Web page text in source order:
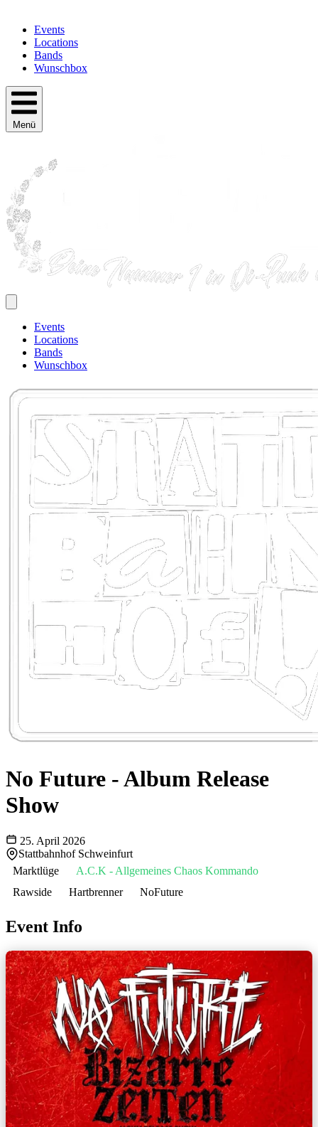
Events
Locations
Bands
Wunschbox
Menü
Events
Locations
Bands
Wunschbox
No Future - Album Release
Show
25. April 2026
Stattbahnhof Schweinfurt
Marktlüge
A.C.K - Allgemeines Chaos Kommando
Rawside
Hartbrenner NoFuture
Event Info